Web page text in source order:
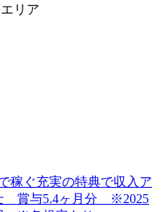
リア